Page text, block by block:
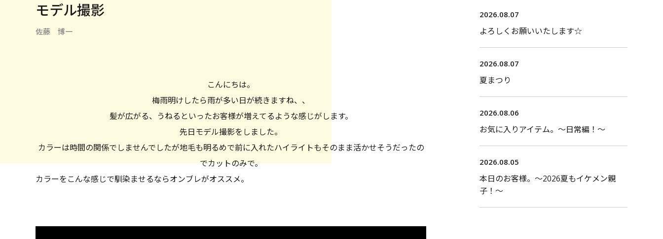
モデル撮影
佐藤 博一
こんにちは。
梅雨明けしたら雨が多い日が続きますね、、
髪が広がる、うねるといったお客様が増えてるような感じがします。
先日モデル撮影をしました。
カラーは時間の関係でしませんでしたが地毛も明るめで前に入れたハイライトもそのまま活かせそうだったの
でカットのみで。
カラーをこんな感じで馴染ませるならオンブレがオススメ。
2026.08.07
よろしくお願いいたします☆
2026.08.07
夏まつり
2026.08.06
お気に入りアイテム。〜日常編！〜
2026.08.05
本日のお客様。〜2026夏もイケメン親
子！〜